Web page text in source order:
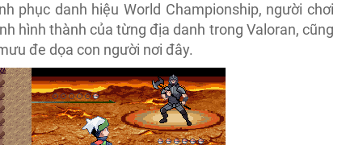
phục danh hiệu World Championship, người chơi
hình thành của từng địa danh trong Valoran, cũng
đe dọa con người nơi đây.